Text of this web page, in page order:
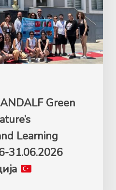
Green
Learning
31.06.2026